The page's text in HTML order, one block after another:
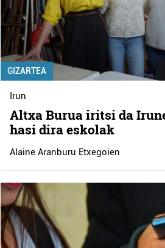
GIZARTEA
Irun
Altxa Burua iritsi da
hasi dira eskolak
Alaine Aranburu Etxegoien